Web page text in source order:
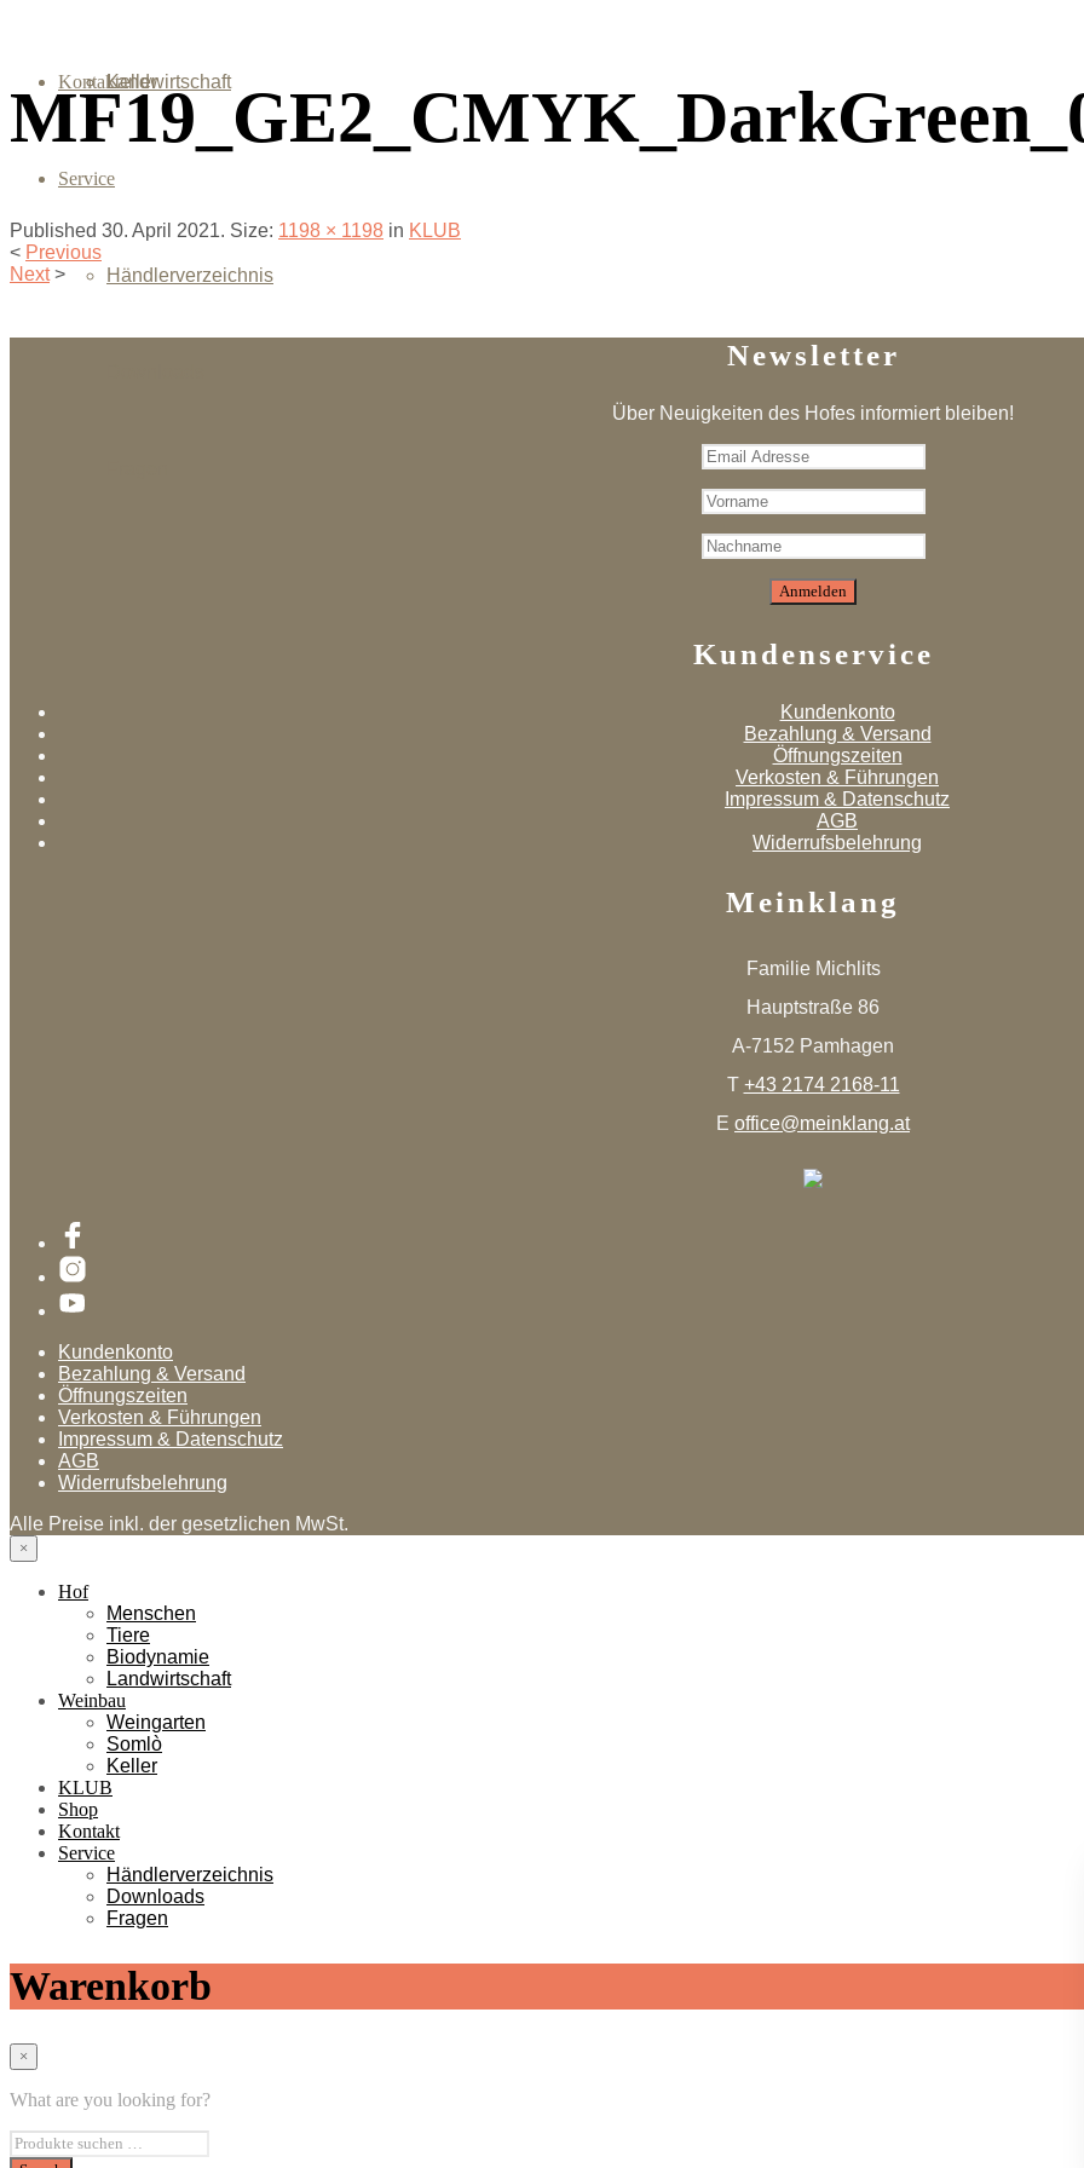
Landwirtschaft
Keller
Kontakt
Service
Händlerverzeichnis
Published 30. April 2021. Size: 1198 × 1198 in KLUB
< Previous
Next >
Newsletter
Über Neuigkeiten des Hofes informiert bleiben!
Kundenservice
Kundenkonto
Bezahlung & Versand
Öffnungszeiten
Verkosten & Führungen
Impressum & Datenschutz
AGB
Widerrufsbelehrung
Meinklang
Familie Michlits
Hauptstraße 86
A-7152 Pamhagen
T +43 2174 2168-11
E office@meinklang.at
Kundenkonto
Bezahlung & Versand
Öffnungszeiten
Verkosten & Führungen
Impressum & Datenschutz
AGB
Widerrufsbelehrung
Alle Preise inkl. der gesetzlichen MwSt.
×
Hof
Menschen
Tiere
Biodynamie
Landwirtschaft
Weinbau
Weingarten
Somlò
Keller
KLUB
Shop
Kontakt
Service
Händlerverzeichnis
Downloads
Fragen
Warenkorb
×
What are you looking for?